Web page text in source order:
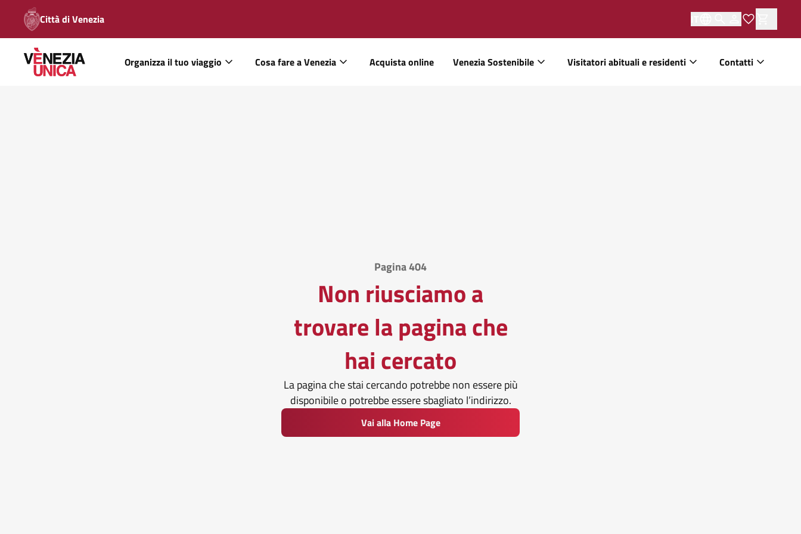
Città di Venezia
Organizza il tuo viaggio Cosa fare a Venezia Acquista online Venezia Sostenibile Visitatori abituali e residenti Contatti
Pagina 404
Non riusciamo a
trovare la pagina che
hai cercato
La pagina che stai cercando potrebbe non essere più
disponibile o potrebbe essere sbagliato l’indirizzo.
Vai alla Home Page